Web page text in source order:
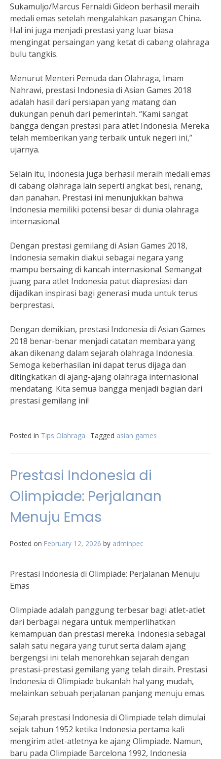
Sukamuljo/Marcus Fernaldi Gideon berhasil meraih
medali emas setelah mengalahkan pasangan China.
Hal ini juga menjadi prestasi yang luar biasa
mengingat persaingan yang ketat di cabang olahraga
bulu tangkis.
Menurut Menteri Pemuda dan Olahraga, Imam
Nahrawi, prestasi Indonesia di Asian Games 2018
adalah hasil dari persiapan yang matang dan
dukungan penuh dari pemerintah. “Kami sangat
bangga dengan prestasi para atlet Indonesia. Mereka
telah memberikan yang terbaik untuk negeri ini,”
ujarnya.
Selain itu, Indonesia juga berhasil meraih medali emas
di cabang olahraga lain seperti angkat besi, renang,
dan panahan. Prestasi ini menunjukkan bahwa
Indonesia memiliki potensi besar di dunia olahraga
internasional.
Dengan prestasi gemilang di Asian Games 2018,
Indonesia semakin diakui sebagai negara yang
mampu bersaing di kancah internasional. Semangat
juang para atlet Indonesia patut diapresiasi dan
dijadikan inspirasi bagi generasi muda untuk terus
berprestasi.
Dengan demikian, prestasi Indonesia di Asian Games
2018 benar-benar menjadi catatan membara yang
akan dikenang dalam sejarah olahraga Indonesia.
Semoga keberhasilan ini dapat terus dijaga dan
ditingkatkan di ajang-ajang olahraga internasional
mendatang. Kita semua bangga menjadi bagian dari
prestasi gemilang ini!
Posted in Tips Olahraga Tagged asian games
Prestasi Indonesia di
Olimpiade: Perjalanan
Menuju Emas
Posted on February 12, 2026 by adminpec
Prestasi Indonesia di Olimpiade: Perjalanan Menuju
Emas
Olimpiade adalah panggung terbesar bagi atlet-atlet
dari berbagai negara untuk memperlihatkan
kemampuan dan prestasi mereka. Indonesia sebagai
salah satu negara yang turut serta dalam ajang
bergengsi ini telah menorehkan sejarah dengan
prestasi-prestasi gemilang yang telah diraih. Prestasi
Indonesia di Olimpiade bukanlah hal yang mudah,
melainkan sebuah perjalanan panjang menuju emas.
Sejarah prestasi Indonesia di Olimpiade telah dimulai
sejak tahun 1952 ketika Indonesia pertama kali
mengirim atlet-atletnya ke ajang Olimpiade. Namun,
baru pada Olimpiade Barcelona 1992, Indonesia